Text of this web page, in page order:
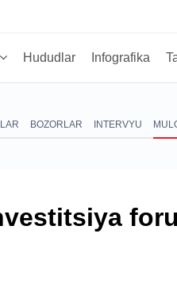
Hududlar Infografika
BOZORLAR INTERVYU